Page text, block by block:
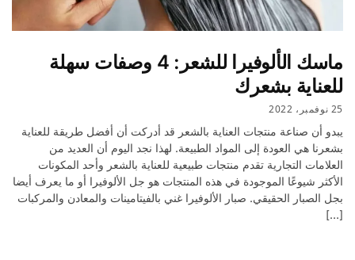
ماسك الألوفيرا للشعر: 4 وصفات سهلة
للعناية بشعرك
25 نوفمبر، 2022
يبدو أن صناعة منتجات العناية بالشعر قد أدركت أن أفضل طريقة للعناية
بشعرنا هي العودة إلى المواد الطبيعة. لهذا نجد اليوم أن العديد من
العلامات التجارية تقدم منتجات طبيعية للعناية بالشعر وأحد المكونات
الأكثر شيوعًا الموجودة في هذه المنتجات هو جل الألوفيرا أو ما يعرف أيضا
بجل الصبار الحقيقي. صبار الألوفيرا غني بالفيتامينات والمعادن والمركبات
[…]